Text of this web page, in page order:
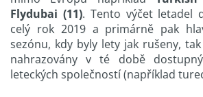
Flydubai (11). Tento výčet letadel
celý rok 2019 a primárně pak
sezónu, kdy byly lety jak rušeny,
nahrazovány v té době
leteckých společností (například